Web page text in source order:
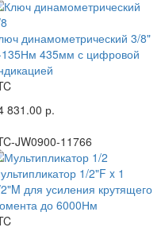
динамометрический 3/8"
435мм с цифровой
831.00 р.
JW0900-11766
1/2"F x 1
для усиления крутящего
до 6000Нм